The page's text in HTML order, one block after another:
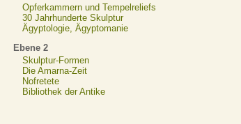
Opferkammern und Tempelreliefs
30 Jahrhunderte Skulptur
Ägyptologie, Ägyptomanie
Ebene 2
Skulptur-Formen
Die Amarna-Zeit
Nofretete
Bibliothek der Antike